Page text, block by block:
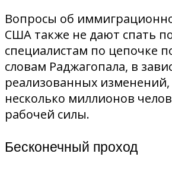
Вопросы об
США также не дают спать
специалистам по цепочке
словам Раджагопала, в
реализованных
несколько миллионов
рабочей силы.
Бесконечный проход